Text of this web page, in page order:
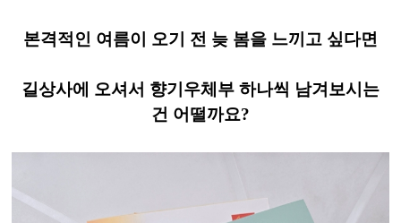
본격적인 여름이 오기 전 늦 봄을 느끼고 싶다면
길상사에 오셔서 향기우체부 하나씩 남겨보시는
건 어떨까요?